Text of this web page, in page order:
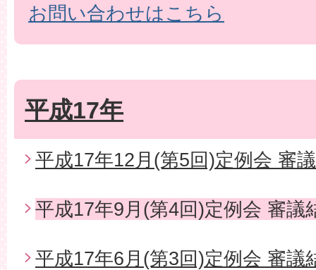
お問い合わせはこちら
平成17年
平成17年12月(第5回)定例会 審
平成17年9月(第4回)定例会 審議
平成17年6月(第3回)定例会 審議